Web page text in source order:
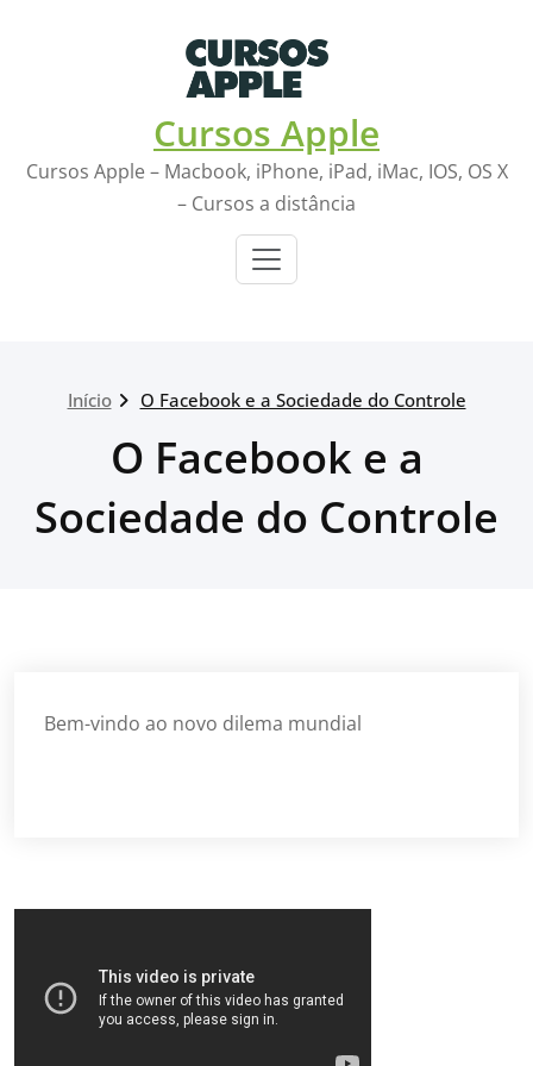
Cursos Apple
Cursos Apple – Macbook, iPhone, iPad, iMac, IOS, OS X
– Cursos a distância
Início O Facebook e a Sociedade do Controle
O Facebook e a
Sociedade do Controle
Bem-vindo ao novo dilema mundial